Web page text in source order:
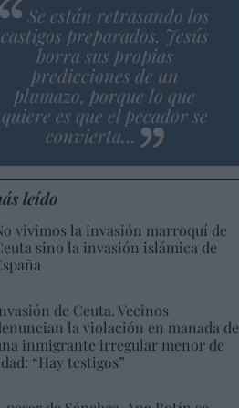
Se están retrasando los
castigos preparados. Jesús
borra sus propias
predicciones de un
plumazo, porque lo que
quiere es que el pecador se
convierta…
leído
vivimos la invasión marroquí de
sino la invasión islámica de
de Ceuta. Vecinos
la violación en manada de
inmigrante irregular menor de
“Hay testigos”